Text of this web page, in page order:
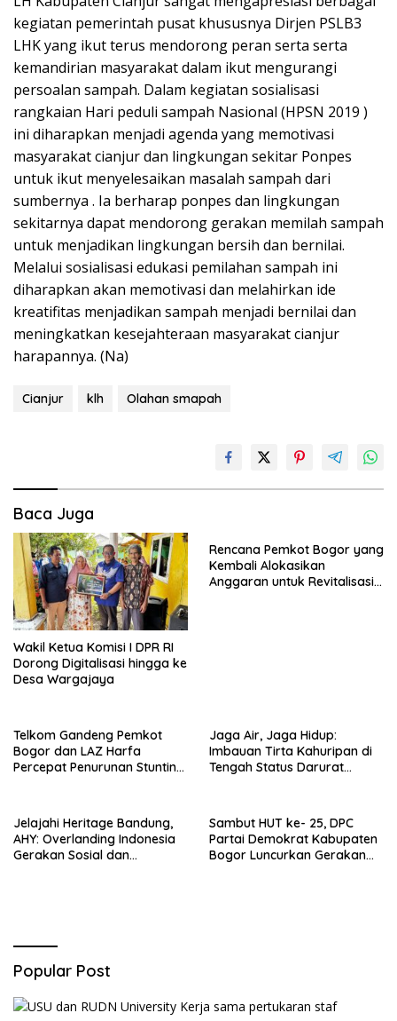
kegiatan pemerintah pusat khususnya Dirjen PSLB3
LHK yang ikut terus mendorong peran serta serta
kemandirian masyarakat dalam ikut mengurangi
persoalan sampah. Dalam kegiatan sosialisasi
rangkaian Hari peduli sampah Nasional (HPSN 2019 )
ini diharapkan menjadi agenda yang memotivasi
masyarakat cianjur dan lingkungan sekitar Ponpes
untuk ikut menyelesaikan masalah sampah dari
sumbernya . Ia berharap ponpes dan lingkungan
sekitarnya dapat mendorong gerakan memilah sampah
untuk menjadikan lingkungan bersih dan bernilai.
Melalui sosialisasi edukasi pemilahan sampah ini
diharapkan akan memotivasi dan melahirkan ide
kreatifitas menjadikan sampah menjadi bernilai dan
meningkatkan kesejahteraan masyarakat cianjur
harapannya. (Na)
Cianjur klh Olahan smapah
Baca Juga
Wakil Ketua Komisi I DPR RI
Dorong Digitalisasi hingga ke
Desa Wargajaya
Rencana Pemkot Bogor yang
Kembali Alokasikan
Anggaran untuk Revitalisasi
Telkom Gandeng Pemkot
Bogor dan LAZ Harfa
Percepat Penurunan Stunting
Jaga Air, Jaga Hidup:
Imbauan Tirta Kahuripan di
Tengah Status Darurat
Jelajahi Heritage Bandung,
AHY: Overlanding Indonesia
Gerakan Sosial dan
Sambut HUT ke- 25, DPC
Partai Demokrat Kabupaten
Bogor Luncurkan Gerakan
Popular Post